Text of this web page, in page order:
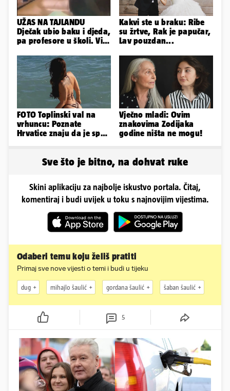
UŽAS NA TAJLANDU
Dječak ubio baku i djeda,
pa profesore u školi. Više
Kakvi ste u braku: Ribe
su žrtve, Rak je papučar,
Lav pouzdan...
FOTO Toplinski val na
vrhuncu: Poznate
Hrvatice znaju da je spas
Vječno mladi: Ovim
znakovima Zodijaka
godine ništa ne mogu!
Sve što je bitno, na dohvat ruke
Skini aplikaciju za najbolje iskustvo portala. Čitaj,
komentiraj i budi uvijek u toku s najnovijim vijestima.
Odaberi temu koju želiš pratiti
Primaj sve nove vijesti o temi i budi u tijeku
dug mihajlo šaulić gordana šaulić šaban šaulić
5